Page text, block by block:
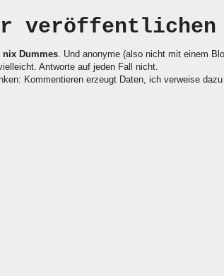
veröffentlichen
nix Dummes. Und anonyme (also nicht mit einem
Antworte auf jeden Fall nicht.
Kommentieren erzeugt Daten, ich verweise